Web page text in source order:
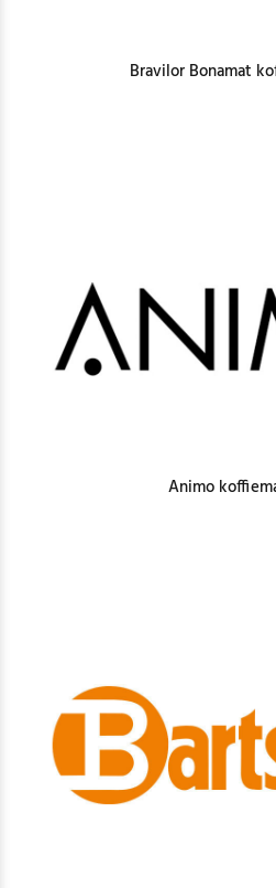
Bravilor Bonamat
Animo